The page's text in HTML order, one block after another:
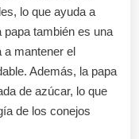
lo que ayuda a
papa también es una
a mantener el
Además, la papa
de azúcar, lo que
de los conejos